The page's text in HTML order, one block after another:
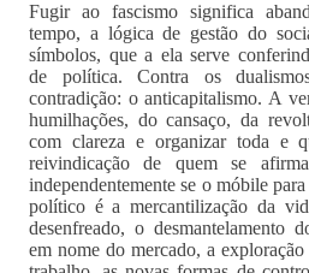
Fugir ao fascismo significa
tempo, a lógica de gestão do
símbolos, que a ela serve
de política. Contra os
contradição: o anticapitalismo. A
humilhações, do cansaço, da
com clareza e organizar toda e
reivindicação de quem se
independentemente se o móbile
político é a mercantilização da
desenfreado, o desmantelamento
em nome do mercado, a